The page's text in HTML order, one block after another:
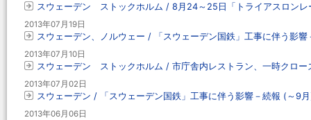
スウェーデン ストックホルム / 8月24～25日「トライアスロンレ
2013年07月19日
スウェーデン、ノルウェー / 「スウェーデン国鉄」工事に伴う影
2013年07月10日
スウェーデン ストックホルム / 市庁舎内レストラン、一時クロー
2013年07月02日
スウェーデン / 「スウェーデン国鉄」工事に伴う影響－続報 (～9
2013年06月06日